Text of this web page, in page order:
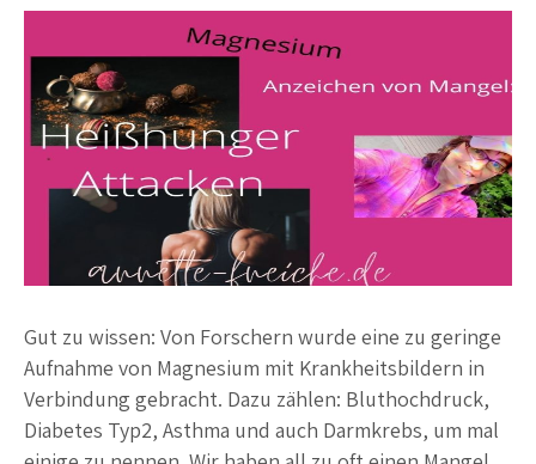
Gut zu wissen: Von Forschern wurde eine zu geringe
Aufnahme von Magnesium mit Krankheitsbildern in
Verbindung gebracht. Dazu zählen: Bluthochdruck,
Diabetes Typ2, Asthma und auch Darmkrebs, um mal